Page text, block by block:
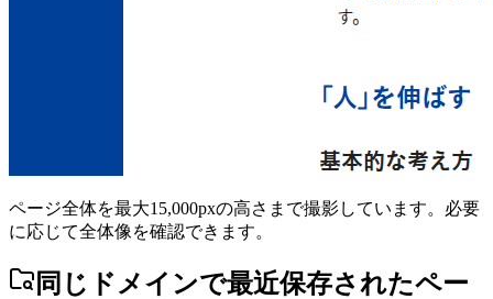
ページ全体を最大15,000pxの高さまで撮影しています。必要
に応じて全体像を確認できます。
同じドメインで最近保存されたペー